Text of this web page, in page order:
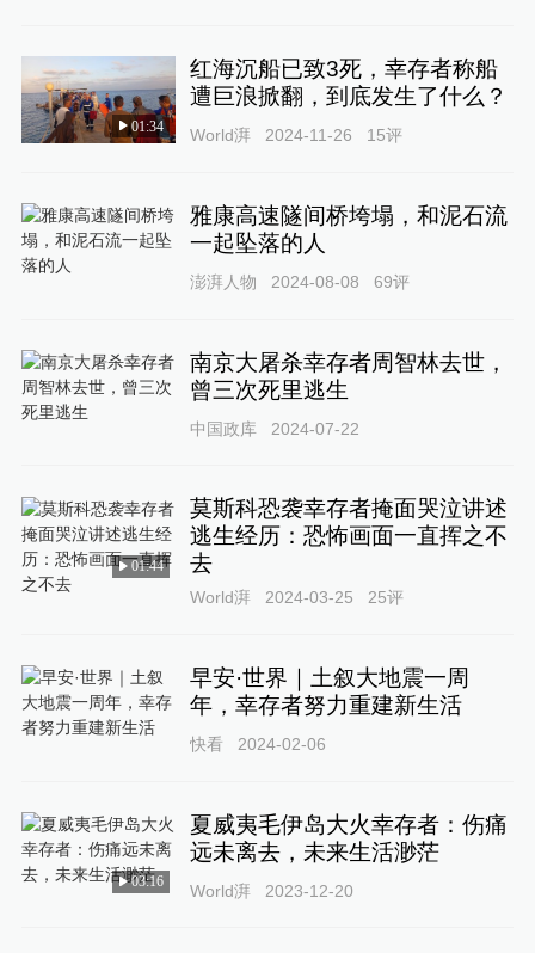
01:34
红海沉船已致3死，幸存者称船
遭巨浪掀翻，到底发生了什么？
World湃 2024-11-26 15评
雅康高速隧间桥垮塌，和泥石流
一起坠落的人
澎湃人物 2024-08-08 69评
南京大屠杀幸存者周智林去世，
曾三次死里逃生
中国政库 2024-07-22
01:44
莫斯科恐袭幸存者掩面哭泣讲述
逃生经历：恐怖画面一直挥之不
去
World湃 2024-03-25 25评
早安·世界｜土叙大地震一周
年，幸存者努力重建新生活
快看 2024-02-06
03:16
夏威夷毛伊岛大火幸存者：伤痛
远未离去，未来生活渺茫
World湃 2023-12-20